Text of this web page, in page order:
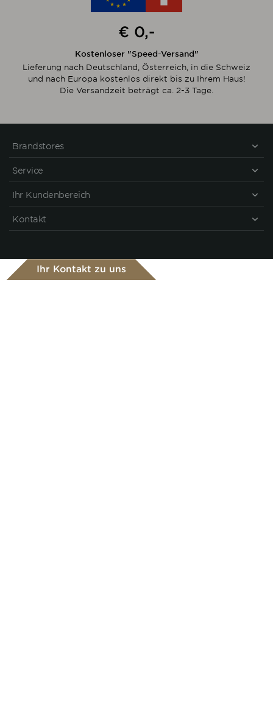
€ 0,-
Kostenloser "Speed-Versand"
Lieferung nach Deutschland, Österreich, in die Schweiz
und nach Europa kostenlos direkt bis zu Ihrem Haus!
Die Versandzeit beträgt ca. 2-3 Tage.
Brandstores
Service
Ihr Kundenbereich
Kontakt
Ihr Kontakt zu uns